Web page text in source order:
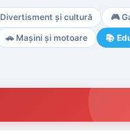
Divertisment și cultură 🎮
🚗 Mașini și motoare 📚